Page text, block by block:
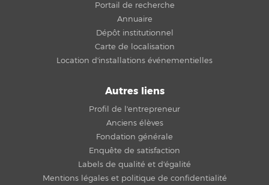
Portail de recherche
Annuaire
Dépôt institutionnel
Carte de localisation
Location d'installations événementielles
Autres liens
Profil de l'entrepreneur
Anciens élèves
Fondation générale
Enquête de satisfaction
Labels de qualité et d'égalité
Mentions légales et politique de confidentialité